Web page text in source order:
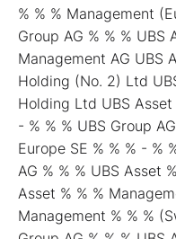
% % % Management
Group AG % % % UBS
Management AG UBS
Holding (No. 2) Ltd
Holding Ltd UBS
- % % % UBS Group
Europe SE % % % - %
AG % % % UBS Asset
Asset % % %
Management % % %